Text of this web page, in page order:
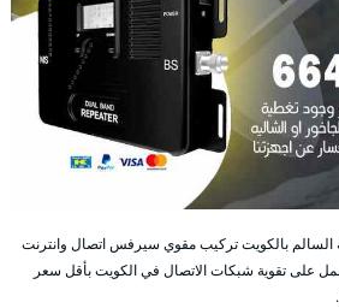
بالكويت تركيب مقوي سيرفس اتصال وانترنت
على تقوية شبكات الاتصال في الكويت بأقل سعر